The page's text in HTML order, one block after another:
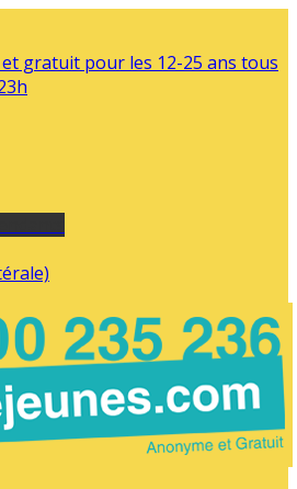
gratuit pour les 12-25 ans tous